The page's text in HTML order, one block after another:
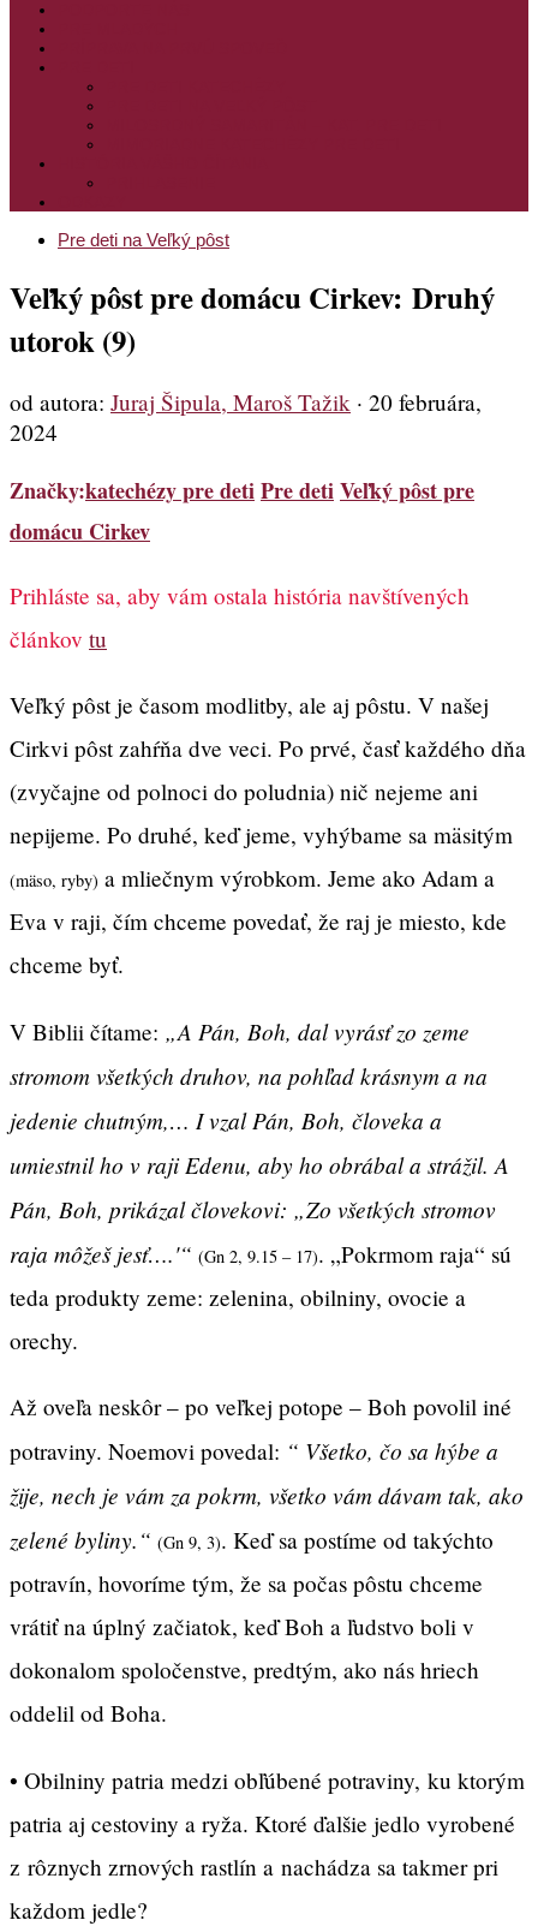
Pre deti na Veľký pôst
Veľký pôst pre domácu Cirkev: Druhý
utorok (9)
od autora: Juraj Šipula, Maroš Tažik · 20 februára,
2024
Značky:katechézy pre detiPre detiVeľký pôst pre
domácu Cirkev
Prihláste sa, aby vám ostala história navštívených
článkov tu
Veľký pôst je časom modlitby, ale aj pôstu. V našej
Cirkvi pôst zahŕňa dve veci. Po prvé, časť každého dňa
(zvyčajne od polnoci do poludnia) nič nejeme ani
nepijeme. Po druhé, keď jeme, vyhýbame sa mäsitým
(mäso, ryby) a mliečnym výrobkom. Jeme ako Adam a
Eva v raji, čím chceme povedať, že raj je miesto, kde
chceme byť.
V Biblii čítame: „A Pán, Boh, dal vyrásť zo zeme
stromom všetkých druhov, na pohľad krásnym a na
jedenie chutným,… I vzal Pán, Boh, človeka a
umiestnil ho v raji Edenu, aby ho obrábal a strážil. A
Pán, Boh, prikázal človekovi: „Zo všetkých stromov
raja môžeš jesť….'“ (Gn 2, 9.15 – 17). „Pokrmom raja“ sú
teda produkty zeme: zelenina, obilniny, ovocie a
orechy.
Až oveľa neskôr – po veľkej potope – Boh povolil iné
potraviny. Noemovi povedal: “ Všetko, čo sa hýbe a
žije, nech je vám za pokrm, všetko vám dávam tak, ako
zelené byliny.“ (Gn 9, 3). Keď sa postíme od takýchto
potravín, hovoríme tým, že sa počas pôstu chceme
vrátiť na úplný začiatok, keď Boh a ľudstvo boli v
dokonalom spoločenstve, predtým, ako nás hriech
oddelil od Boha.
• Obilniny patria medzi obľúbené potraviny, ku ktorým
patria aj cestoviny a ryža. Ktoré ďalšie jedlo vyrobené
z rôznych zrnových rastlín a nachádza sa takmer pri
každom jedle?